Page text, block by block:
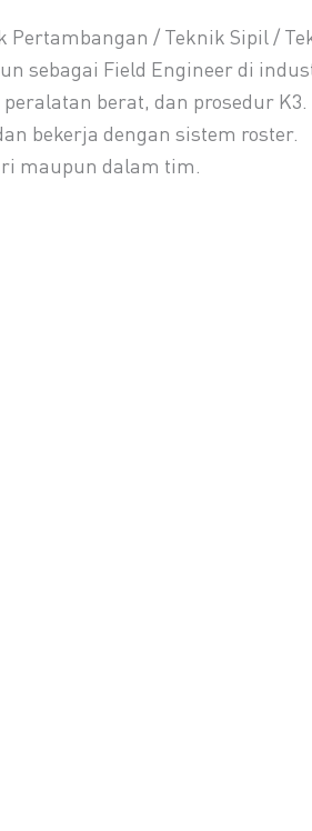
/ Teknik Sipil /
sebagai Field Engineer di
berat, dan prosedur K3.
bekerja dengan sistem roster.
maupun dalam tim.